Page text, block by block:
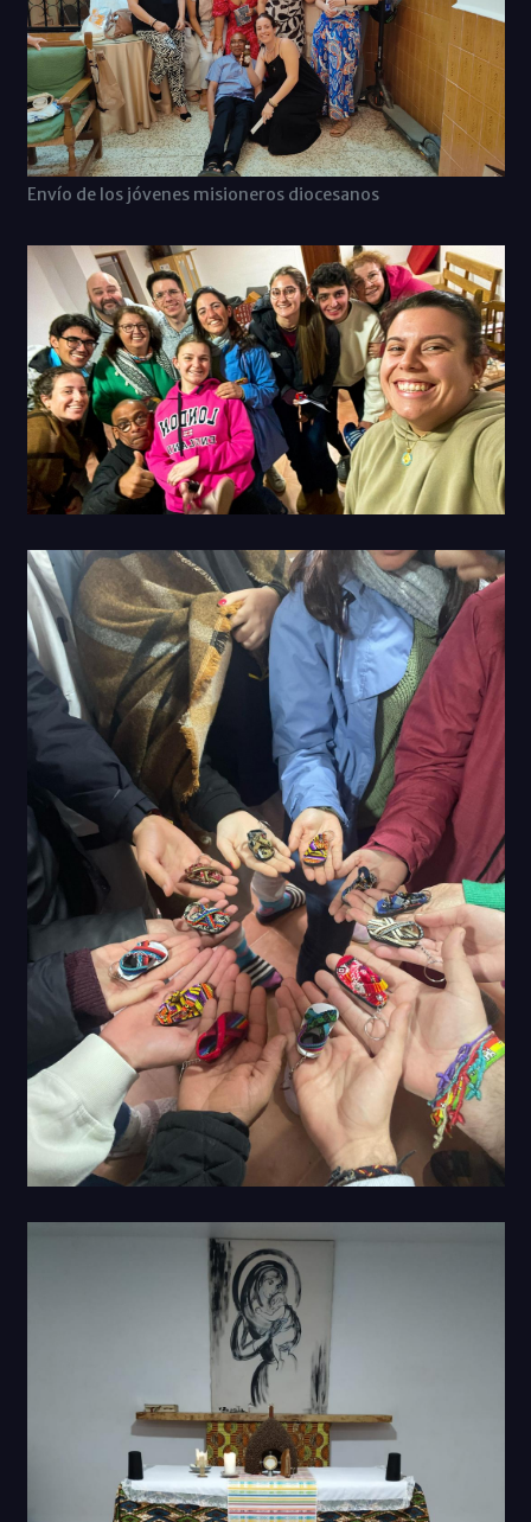
Envío de los jóvenes misioneros diocesanos